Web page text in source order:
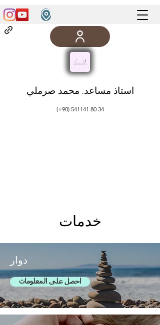
استاذ مساعد. محمد صرملي
(+90) 541141 80 34
خدمات
دوار
احصل على المعلومات